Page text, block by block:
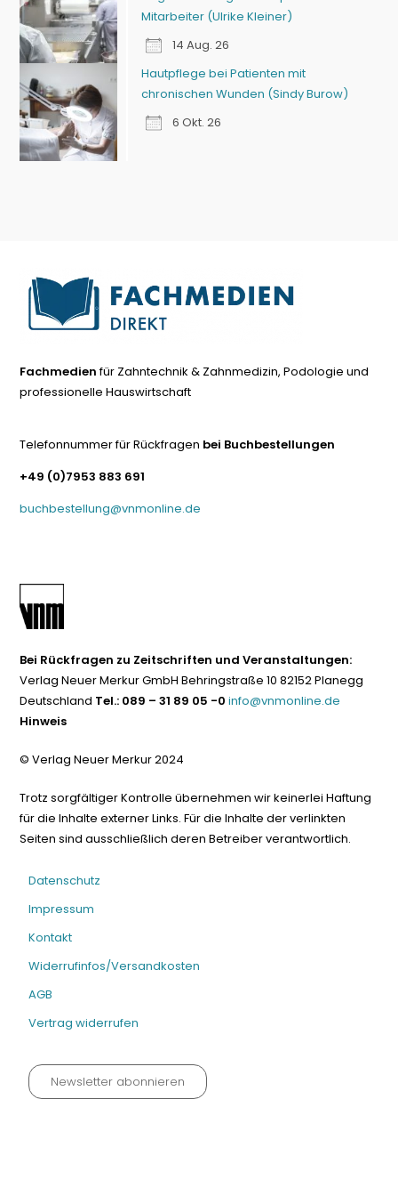
Mitarbeiter (Ulrike Kleiner)
14 Aug. 26
Hautpflege bei Patienten mit
chronischen Wunden (Sindy Burow)
6 Okt. 26
Fachmedienfür Zahntechnik & Zahnmedizin, Podologie und
professionelle Hauswirtschaft
Telefonnummer für Rückfragen bei Buchbestellungen
+49 (0)7953 883 691
buchbestellung@vnmonline.de
Bei Rückfragen zu Zeitschriften und Veranstaltungen:
Verlag Neuer Merkur GmbH Behringstraße 10 82152 Planegg
Deutschland Tel.: 089 – 31 89 05 -0 info@vnmonline.de
Hinweis
© Verlag Neuer Merkur 2024
Trotz sorgfältiger Kontrolle übernehmen wir keinerlei Haftung
für die Inhalte externer Links. Für die Inhalte der verlinkten
Seiten sind ausschließlich deren Betreiber verantwortlich.
Datenschutz
Impressum
Kontakt
Widerrufinfos/Versandkosten
AGB
Vertrag widerrufen
Newsletter abonnieren